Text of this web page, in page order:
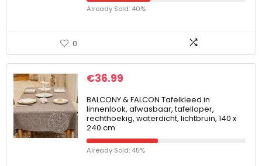
Already Sold: 40%
0
€36.99
BALCONY & FALCON Tafelkleed in
linnenlook, afwasbaar, tafelloper,
rechthoekig, waterdicht, lichtbruin, 140 x
240 cm
Already Sold: 45%